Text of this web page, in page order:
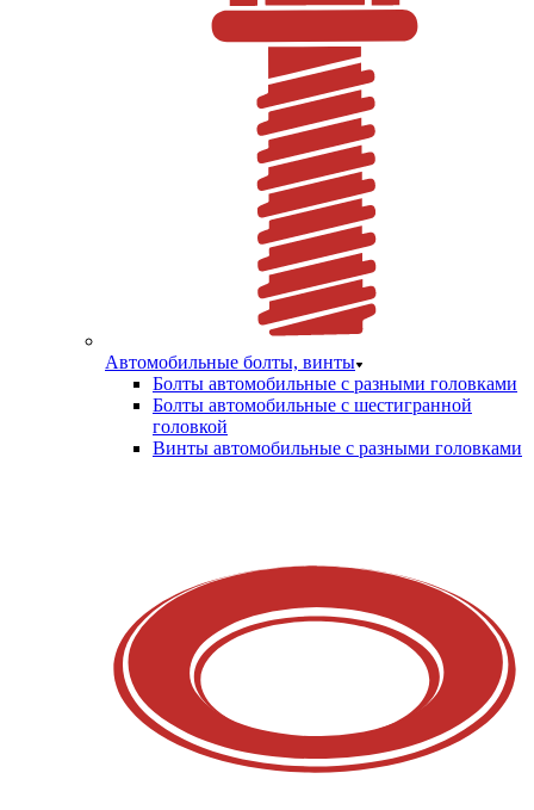
Автомобильные болты, винты
Болты автомобильные с разными головками
Болты автомобильные с шестигранной
головкой
Винты автомобильные с разными головками